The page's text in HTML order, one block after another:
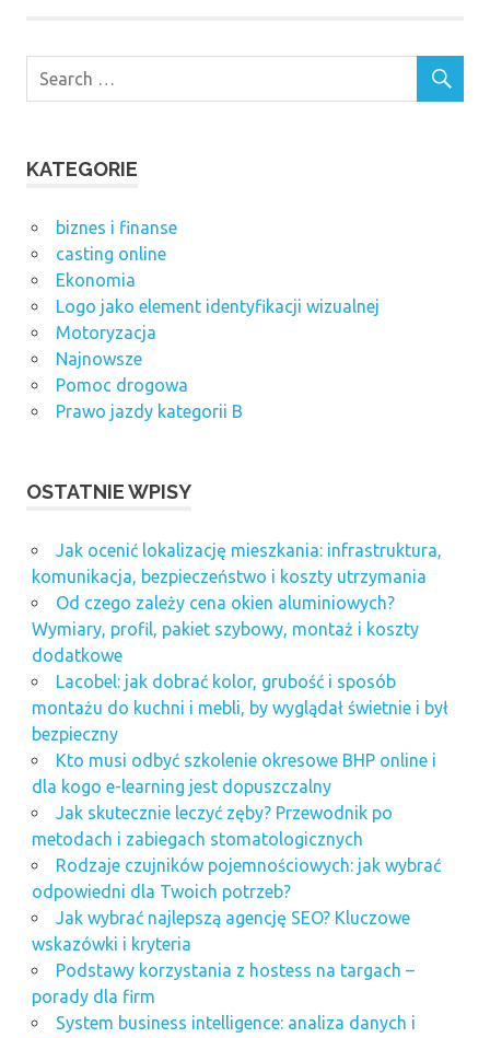
KATEGORIE
biznes i finanse
casting online
Ekonomia
Logo jako element identyfikacji wizualnej
Motoryzacja
Najnowsze
Pomoc drogowa
Prawo jazdy kategorii B
OSTATNIE WPISY
Jak ocenić lokalizację mieszkania: infrastruktura,
komunikacja, bezpieczeństwo i koszty utrzymania
Od czego zależy cena okien aluminiowych?
Wymiary, profil, pakiet szybowy, montaż i koszty
dodatkowe
Lacobel: jak dobrać kolor, grubość i sposób
montażu do kuchni i mebli, by wyglądał świetnie i był
bezpieczny
Kto musi odbyć szkolenie okresowe BHP online i
dla kogo e-learning jest dopuszczalny
Jak skutecznie leczyć zęby? Przewodnik po
metodach i zabiegach stomatologicznych
Rodzaje czujników pojemnościowych: jak wybrać
odpowiedni dla Twoich potrzeb?
Jak wybrać najlepszą agencję SEO? Kluczowe
wskazówki i kryteria
Podstawy korzystania z hostess na targach –
porady dla firm
System business intelligence: analiza danych i